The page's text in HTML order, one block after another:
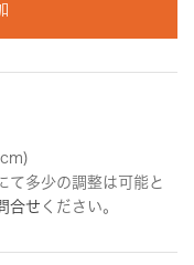
て多少の調整は可能と
合せ ください。